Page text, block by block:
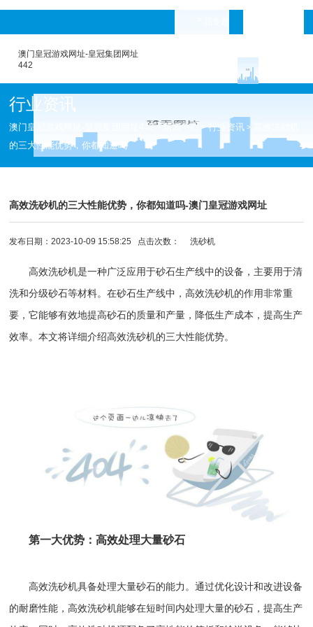
澳门皇冠游戏网址-皇冠集团网址
442
行业资讯
澳门皇冠游戏网址-皇冠集团网址442>新闻中心 >行业资讯 >
的三大性能优势，你都知道吗
高效洗砂机的三大性能优势，你都知道吗-澳门皇冠游戏网址
发布日期：2023-10-09 15:58:25 点击次数：洗砂机
高效洗砂机是一种广泛应用于砂石生产线中的设备，主要用于清
洗和分级砂石等材料。在砂石生产线中，高效洗砂机的作用非常重
要，它能够有效地提高砂石的质量和产量，降低生产成本，提高生产
效率。本文将详细介绍高效洗砂机的三大性能优势。
第一大优势：高效处理大量砂石
高效洗砂机具备处理大量砂石的能力。通过优化设计和改进设备
的耐磨性能，高效洗砂机能够在短时间内处理大量的砂石，提高生产